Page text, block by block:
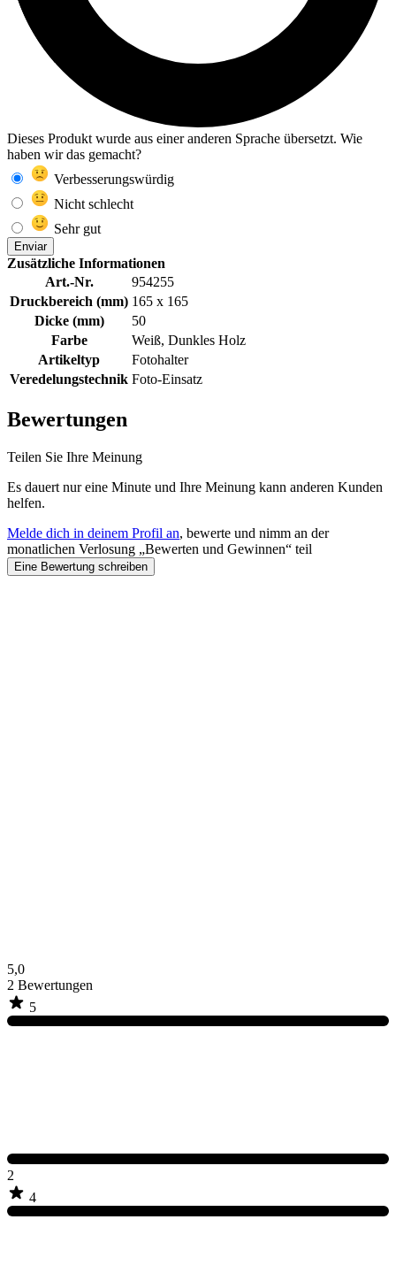
Dieses Produkt wurde aus einer anderen Sprache übersetzt. Wie
haben wir das gemacht?
Verbesserungswürdig
Nicht schlecht
Sehr gut
Enviar
Zusätzliche Informationen
Art.-Nr.
954255
Druckbereich (mm) 165 x 165
Dicke (mm)
50
Farbe
Weiß, Dunkles Holz
Artikeltyp
Fotohalter
Veredelungstechnik Foto-Einsatz
Bewertungen
Teilen Sie Ihre Meinung
Es dauert nur eine Minute und Ihre Meinung kann anderen Kunden
helfen.
Melde dich in deinem Profil an, bewerte und nimm an der
monatlichen Verlosung „Bewerten und Gewinnen“ teil
Eine Bewertung schreiben
5,0
2 Bewertungen
5
2
4